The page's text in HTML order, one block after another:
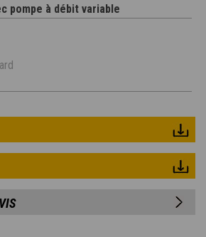
pompe à débit variable